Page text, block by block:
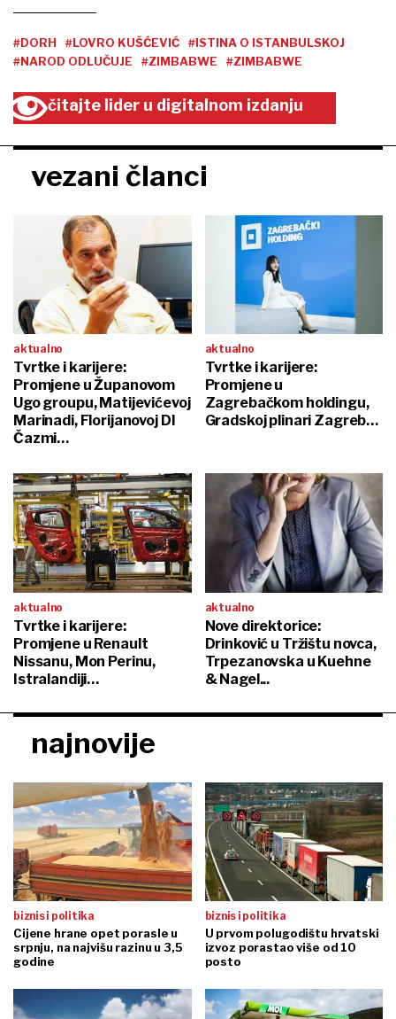
#DORH #LOVRO KUŠĆEVIĆ
#ISTINA O ISTANBULSKOJ
#NAROD ODLUČUJE
#ZIMBABWE #ZIMBABWE
čitajte lider u digitalnom izdanju
vezani članci
aktualno
Tvrtke i karijere:
Promjene u Županovom
Ugo groupu, Matijevićevoj
Marinadi, Florijanovoj DI
Čazmi…
aktualno
Tvrtke i karijere:
Promjene u
Zagrebačkom holdingu,
Gradskoj plinari Zagreb…
aktualno
Tvrtke i karijere:
Promjene u Renault
Nissanu, Mon Perinu,
Istralandiji…
aktualno
Nove direktorice:
Drinković u Tržištu novca,
Trpezanovska u Kuehne
& Nagel...
najnovije
biznis i politika
Cijene hrane opet porasle u
srpnju, na najvišu razinu u 3,5
godine
biznis i politika
U prvom polugodištu hrvatski
izvoz porastao više od 10
posto